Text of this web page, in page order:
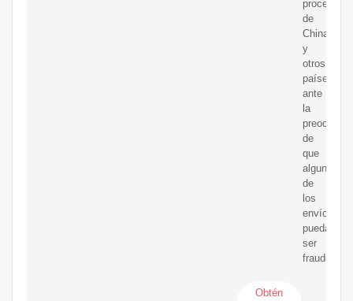
procedente
de
China
y
otros
países,
ante
la
de
que
algunos
de
los
envíos
puedan
ser
Obtén